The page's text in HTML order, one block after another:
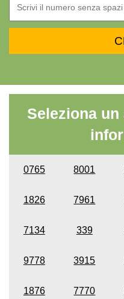
Seleziona
0765 8001
1826 7961
7134 339
9778 3915
1876 7770